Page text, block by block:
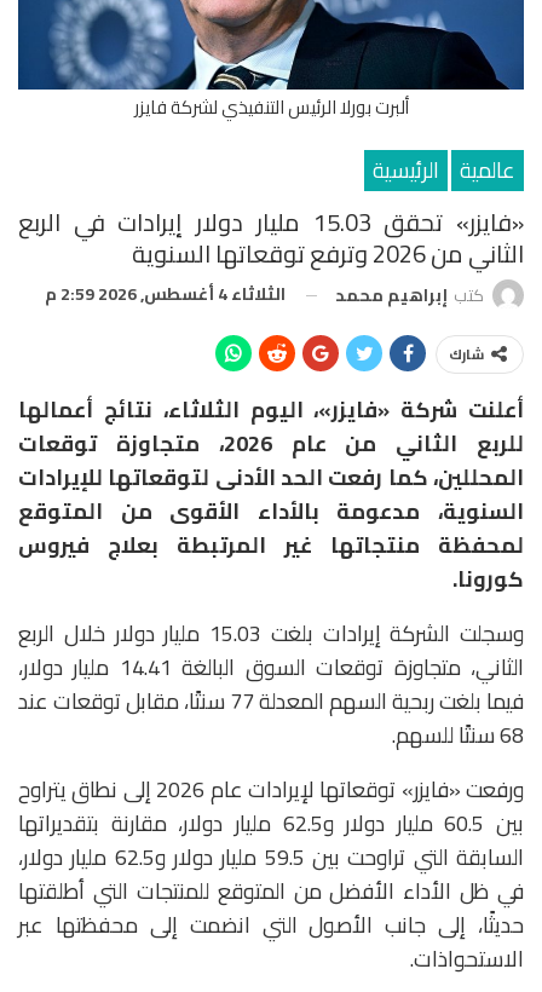
ألبرت بورلا الرئيس التنفيذي لشركة فايزر
عالمية الرئيسية
«فايزر» تحقق 15.03 مليار دولار إيرادات في الربع
الثاني من 2026 وترفع توقعاتها السنوية
كتب إبراهيم محمد الثلاثاء 4 أغسطس, 2026 2:59 م
شارك
أعلنت شركة «فايزر»، اليوم الثلاثاء، نتائج أعمالها
للربع الثاني من عام 2026، متجاوزة توقعات
المحللين، كما رفعت الحد الأدنى لتوقعاتها للإيرادات
السنوية، مدعومة بالأداء الأقوى من المتوقع
لمحفظة منتجاتها غير المرتبطة بعلاج فيروس
كورونا.
وسجلت الشركة إيرادات بلغت 15.03 مليار دولار خلال الربع
الثاني، متجاوزة توقعات السوق البالغة 14.41 مليار دولار،
فيما بلغت ربحية السهم المعدلة 77 سنتًا، مقابل توقعات عند
68 سنتًا للسهم.
ورفعت «فايزر» توقعاتها لإيرادات عام 2026 إلى نطاق يتراوح
بين 60.5 مليار دولار و62.5 مليار دولار، مقارنة بتقديراتها
السابقة التي تراوحت بين 59.5 مليار دولار و62.5 مليار دولار،
في ظل الأداء الأفضل من المتوقع للمنتجات التي أطلقتها
حديثًا، إلى جانب الأصول التي انضمت إلى محفظتها عبر
الاستحواذات.